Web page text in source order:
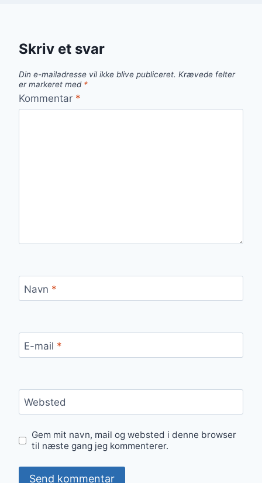
Skriv et svar
Din e-mailadresse vil ikke blive publiceret. Krævede felter
er markeret med *
Kommentar *
Navn *
E-mail *
Websted
Gem mit navn, mail og websted i denne browser
til næste gang jeg kommenterer.